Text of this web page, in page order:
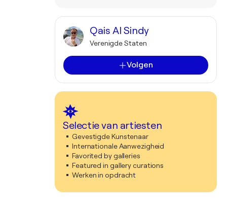
Qais Al Sindy
Verenigde Staten
Volgen
Selectie van artiesten
Gevestigde Kunstenaar
Internationale Aanwezigheid
Favorited by galleries
Featured in gallery curations
Werken in opdracht